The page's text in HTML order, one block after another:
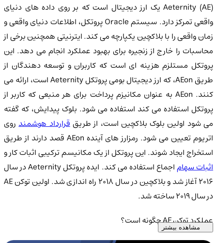
Aeternity (AE) یک ارز دیجیتال است که بر روی داده های دنیای
واقعی تمرکز دارد. سیستم Oracle پروتکل، اطلاعات دنیای واقعی و
زمان واقعی را با بلاکچین یکپارچه می کند. ایترنیتی همچنین برخی از
محاسبات را خارج از زنجیره برای بهبود عملکرد انجام می دهد. این
پروتکل مستلزم هزینه ای است که کاربران و توسعه دهندگان از
طریق AEon، که ارز دیجیتال بومی پروتکل Aeternity است، ارائه می
کنند. AEon به عنوان مکانیزم پرداخت برای هر منبعی که کاربر از
پروتکل استفاده می کند استفاده می شود. بلوک پیدایش، که گفته
می شود اولین بلوک بلاکچین است، از طریققرارداد هوشمندروی
اتریوم تعیین می شود. رمزارز های آینده AEon قصد دارند از طریق
استخراج ایجاد شوند. این پروتکل از یک مکانیسم ترکیبی اثبات کار و
اثبات سهام
اجماع استفاده می کند. ایده پروتکل Aeternity در سال
2016 آغاز شد و بلاکچین در سال 2018 راه اندازی شد. اولین توکن AE
در سال 2019 ساخته شد.
عملکرد توکن AE چگونه است؟
مشاهده بیشتر